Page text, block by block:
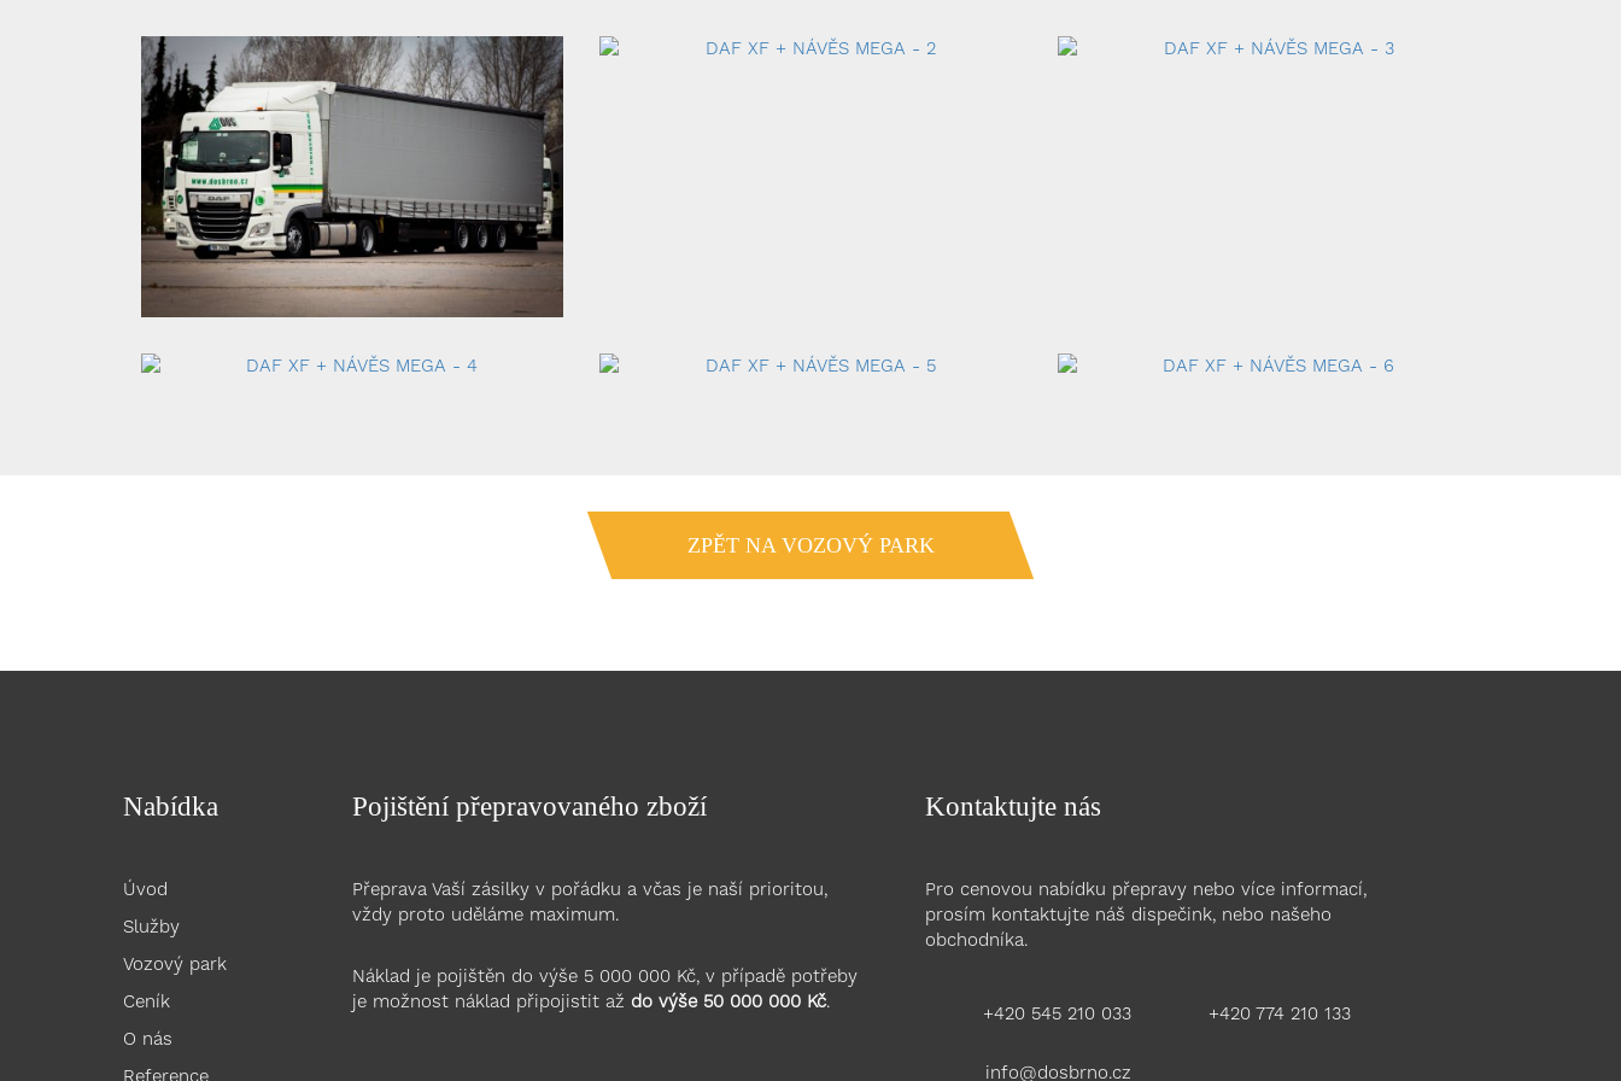
ZPĚT NA VOZOVÝ PARK
Nabídka
Úvod
Služby
Vozový park
Ceník
O nás
Reference
Pojištění přepravovaného zboží
Přeprava Vaší zásilky v pořádku a včas je naší prioritou,
vždy proto uděláme maximum.
Náklad je pojištěn do výše 5 000 000 Kč, v případě potřeby
je možnost náklad připojistit až do výše 50 000 000 Kč.
Kontaktujte nás
Pro cenovou nabídku přepravy nebo více informací,
prosím kontaktujte náš dispečink, nebo našeho
obchodníka.
+420 545 210 033 +420 774 210 133
info@dosbrno.cz